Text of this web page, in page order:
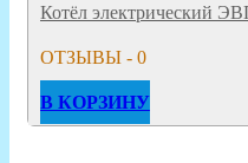
Котёл электрический
ОТЗЫВЫ - 0
В КОРЗИНУ